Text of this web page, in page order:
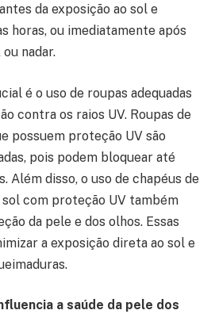
da exposição ao sol e
horas, ou imediatamente após
nadar.
é o uso de roupas adequadas
contra os raios UV. Roupas de
possuem proteção UV são
pois podem bloquear até
Além disso, o uso de chapéus de
com proteção UV também
da pele e dos olhos. Essas
a exposição direta ao sol e
a saúde da pele dos